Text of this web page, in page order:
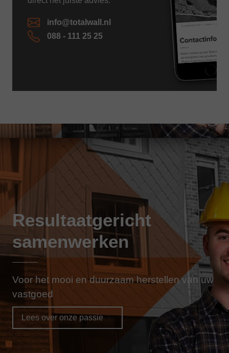
info@totalwall.nl
088 - 111 25 25
Resultaatgericht
samenwerken
Voor het mooi en duurzaam herstellen van uw
vastgoed
Lees over onze passie